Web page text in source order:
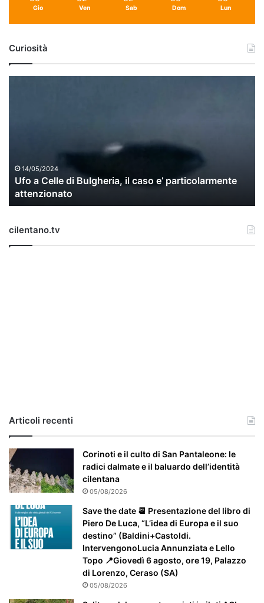
Gio Ven Sab Dom Lun
Curiosità
i
u
l
e
p
a
r
t
i
c
14/05/2024
Ufo a Celle di Bulgheria, il caso e’ particolarmente
attenzionato
cilentano.tv
Articoli recenti
Corinoti e il culto di San Pantaleone: le
radici dalmate e il baluardo dell’identità
cilentana
05/08/2026
Save the date 📆 Presentazione del libro di
Piero De Luca, “L’idea di Europa e il suo
destino” (Baldini+Castoldi.
IntervengonoLucia Annunziata e Lello
Topo 📍Giovedì 6 agosto, ore 19, Palazzo
di Lorenzo, Ceraso (SA)
05/08/2026